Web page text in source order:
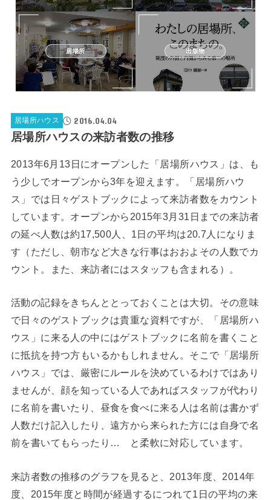
居場所 出版物
居場所ハウス 2016.04.04
居場所ハウスの来訪者数の推移
2013年6月13日にオープンした「居場所ハウス」は、も
う少しでオープンから3年を迎えます。「居場所ハウ
ス」では日々ゲストブックによって来訪者数をカウント
しています。オープンから2015年3月31日までの来訪者
の延べ人数は約17,500人、1日の平均は20.7人になりま
す（ただし、朝市など大きな行事はおおよその人数でカ
ウント。また、来訪者にはスタッフも含まれる）。
活動の記録をきちんととっておくことは大切。その意味
で日々のゲストブックは貴重な資料ですが、「居場所ハ
ウス」に来る人の中にはゲストブックに名前を書くこと
に抵抗を持つ方もいるかもしれません。そこで「居場所
ハウス」では、厳密にルールを決めているわけではあり
ませんが、顔を知っている人であればスタッフが代わり
に名前を書いたり、昼食を食べに来る人は名前は書かず
人数だけ記入したり、遠方から来られた方には自身で名
前を書いてもらったり… と柔軟に対応しています。
来訪者数の推移のグラフを見ると、2013年度、2014年
度、2015年度と時間が経過するにつれて1日の平均の来